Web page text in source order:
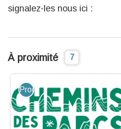
signalez-les nous ici :
À proximité 7
Produit du terroir et artisanat